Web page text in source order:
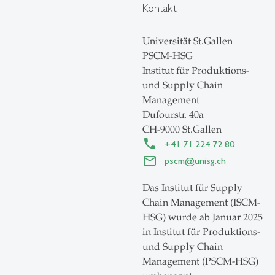
Kontakt
Universität St.Gallen
PSCM-HSG
Institut für Produktions-
und Supply Chain
Management
Dufourstr. 40a
CH-9000 St.Gallen
+41 71 224 72 80
pscm@unisg.ch
Das Institut für Supply
Chain Management (ISCM-
HSG) wurde ab Januar 2025
in Institut für Produktions-
und Supply Chain
Management (PSCM-HSG)